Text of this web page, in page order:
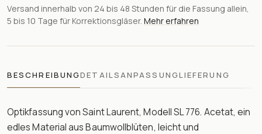
Versand innerhalb von 24 bis 48 Stunden für die Fassung allein,
5 bis 10 Tage für Korrektionsgläser. Mehr erfahren
BESCHREIBUNGDETAILSANPASSUNGLIEFERUNG
Optikfassung von Saint Laurent, Modell SL 776. Acetat, ein
edles Material aus Baumwollblüten, leicht und